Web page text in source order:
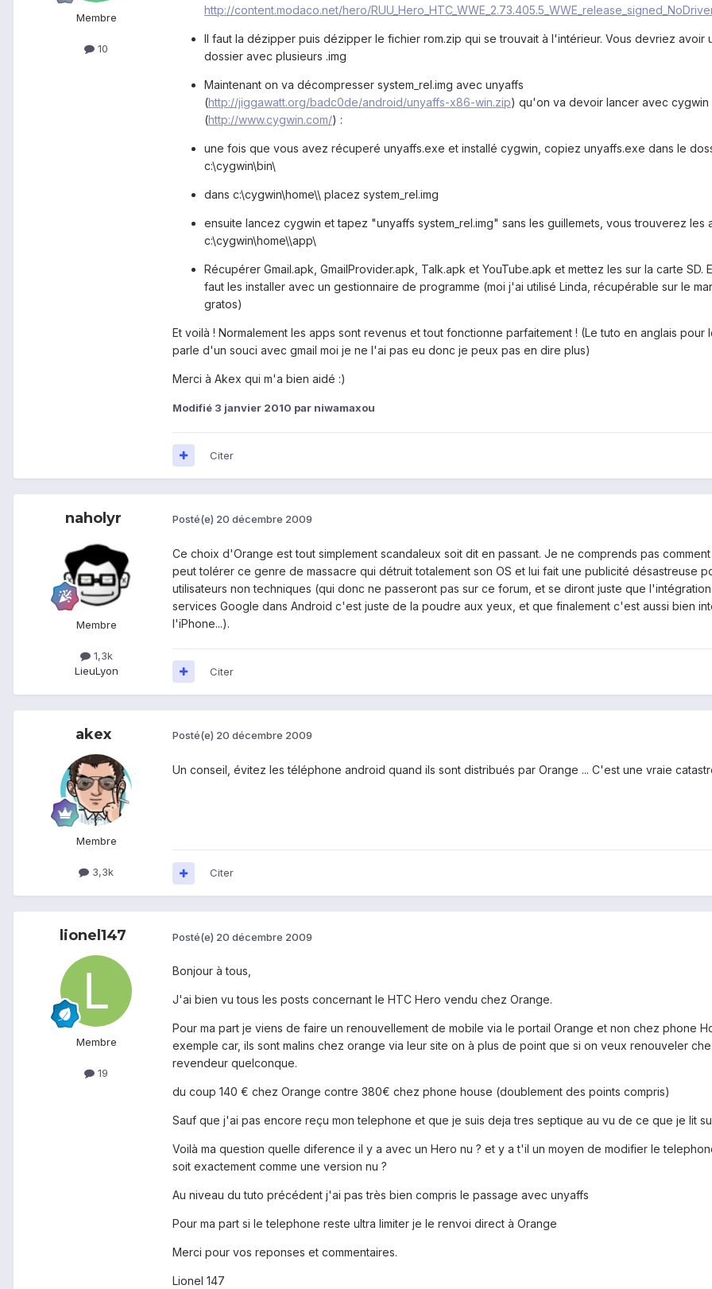
Membre
10
http://content.modaco.net/hero/
Il faut la dézipper puis dézipper le fichier rom.zip qui se trouvait à l'intérieur. Vous devriez avoir
dossier avec plusieurs .img
Maintenant on va décompresser system_rel.img avec unyaffs
(http://jiggawatt.org/badc0de/android/unyaffs-x86-win.zip) qu'on va devoir lancer avec cygwin
(http://www.cygwin.com/) :
une fois que vous avez récuperé unyaffs.exe et installé cygwin, copiez unyaffs.exe dans le
c:\cygwin\bin\
dans c:\cygwin\home\\ placez system_rel.img
ensuite lancez cygwin et tapez "unyaffs system_rel.img" sans les guillemets, vous trouverez les
c:\cygwin\home\\app\
Récupérer Gmail.apk, GmailProvider.apk, Talk.apk et YouTube.apk et mettez les sur la carte SD.
faut les installer avec un gestionnaire de programme (moi j'ai utilisé Linda, récupérable sur le
gratos)
Et voilà ! Normalement les apps sont revenus et tout fonctionne parfaitement ! (Le tuto en anglais pour
parle d'un souci avec gmail moi je ne l'ai pas eu donc je peux pas en dire plus)
Merci à Akex qui m'a bien aidé :)
Modifié 3 janvier 2010 par niwamaxou
Citer
naholyr
Membre
1,3k
LieuLyon
Posté(e) 20 décembre 2009
Ce choix d'Orange est tout simplement scandaleux soit dit en passant. Je ne comprends pas
peut tolérer ce genre de massacre qui détruit totalement son OS et lui fait une publicité désastreuse
utilisateurs non techniques (qui donc ne passeront pas sur ce forum, et se diront juste que
services Google dans Android c'est juste de la poudre aux yeux, et que finalement c'est aussi bien
l'iPhone...).
Citer
akex
Membre
3,3k
Posté(e) 20 décembre 2009
Un conseil, évitez les téléphone android quand ils sont distribués par Orange ... C'est une vraie
Citer
lionel147
Membre
19
Posté(e) 20 décembre 2009
Bonjour à tous,
J'ai bien vu tous les posts concernant le HTC Hero vendu chez Orange.
Pour ma part je viens de faire un renouvellement de mobile via le portail Orange et non chez phone
exemple car, ils sont malins chez orange via leur site on à plus de point que si on veux renouveler
revendeur quelconque.
du coup 140 € chez Orange contre 380€ chez phone house (doublement des points compris)
Sauf que j'ai pas encore reçu mon telephone et que je suis deja tres septique au vu de ce que je lit
Voilà ma question quelle diference il y a avec un Hero nu ? et y a t'il un moyen de modifier le
soit exactement comme une version nu ?
Au niveau du tuto précédent j'ai pas très bien compris le passage avec unyaffs
Pour ma part si le telephone reste ultra limiter je le renvoi direct à Orange
Merci pour vos reponses et commentaires.
Lionel 147